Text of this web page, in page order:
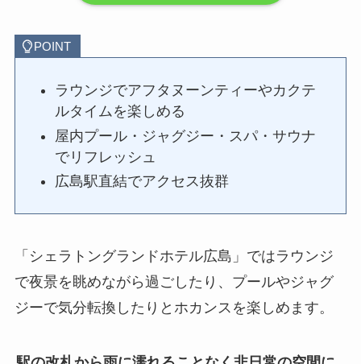
POINT
ラウンジでアフタヌーンティーやカクテ
ルタイムを楽しめる
屋内プール・ジャグジー・スパ・サウナ
でリフレッシュ
広島駅直結でアクセス抜群
「シェラトングランドホテル広島」ではラウンジ
で夜景を眺めながら過ごしたり、プールやジャグ
ジーで気分転換したりとホカンスを楽しめます。